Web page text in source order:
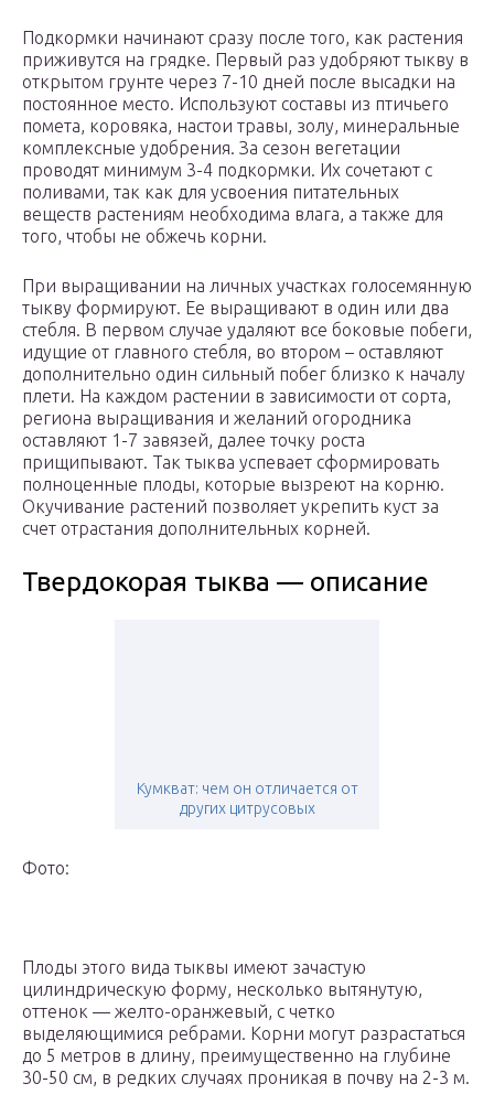
Подкормки начинают сразу после того, как растения
приживутся на грядке. Первый раз удобряют тыкву в
открытом грунте через 7-10 дней после высадки на
постоянное место. Используют составы из птичьего
помета, коровяка, настои травы, золу, минеральные
комплексные удобрения. За сезон вегетации
проводят минимум 3-4 подкормки. Их сочетают с
поливами, так как для усвоения питательных
веществ растениям необходима влага, а также для
того, чтобы не обжечь корни.
При выращивании на личных участках голосемянную
тыкву формируют. Ее выращивают в один или два
стебля. В первом случае удаляют все боковые побеги,
идущие от главного стебля, во втором – оставляют
дополнительно один сильный побег близко к началу
плети. На каждом растении в зависимости от сорта,
региона выращивания и желаний огородника
оставляют 1-7 завязей, далее точку роста
прищипывают. Так тыква успевает сформировать
полноценные плоды, которые вызреют на корню.
Окучивание растений позволяет укрепить куст за
счет отрастания дополнительных корней.
Твердокорая тыква — описание
Кумкват: чем он отличается от
других цитрусовых
Фото:
Плоды этого вида тыквы имеют зачастую
цилиндрическую форму, несколько вытянутую,
оттенок — желто-оранжевый, с четко
выделяющимися ребрами. Корни могут разрастаться
до 5 метров в длину, преимущественно на глубине
30-50 см, в редких случаях проникая в почву на 2-3 м.